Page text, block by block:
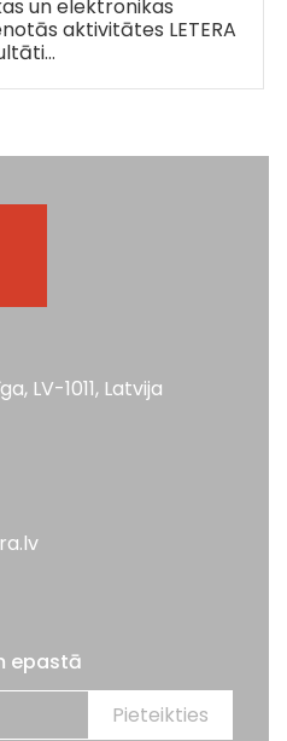
un elektronikas
aktivitātes LETERA
LV-1011, Latvija
epastā